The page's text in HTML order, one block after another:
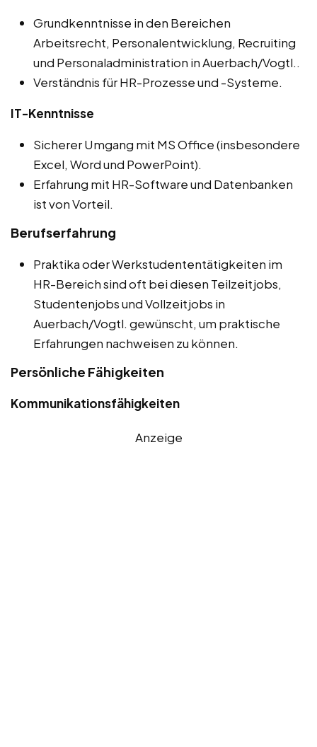
Grundkenntnisse in den Bereichen
Arbeitsrecht, Personalentwicklung, Recruiting
und Personaladministration in Auerbach/Vogtl..
Verständnis für HR-Prozesse und -Systeme.
IT-Kenntnisse
Sicherer Umgang mit MS Office (insbesondere
Excel, Word und PowerPoint).
Erfahrung mit HR-Software und Datenbanken
ist von Vorteil.
Berufserfahrung
Praktika oder Werkstudententätigkeiten im
HR-Bereich sind oft bei diesen Teilzeitjobs,
Studentenjobs und Vollzeitjobs in
Auerbach/Vogtl. gewünscht, um praktische
Erfahrungen nachweisen zu können.
Persönliche Fähigkeiten
Kommunikationsfähigkeiten
Anzeige